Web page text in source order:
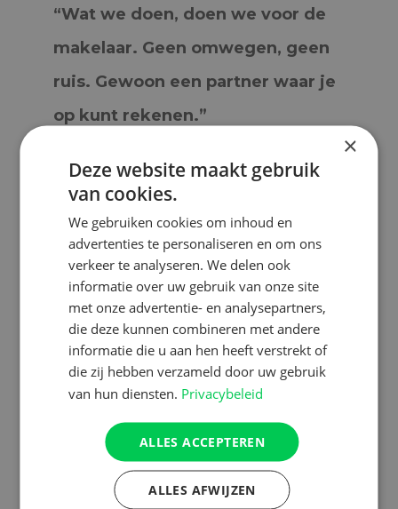
“Wat we doen, doen we voor de
makelaar. Geen omwegen, geen
ruis. Gewoon een partner waar je
op kunt rekenen.”
DEEL:
ONDERWERP:
MyZibber
Dit artikel is geschreven door:
Van jouw verkoopcampagne een
succes maken?
Wij leveren alle essentials die jij nodig
hebt voor een optimaal bereik. Stel jij,
×
Deze website maakt gebruik
van cookies.
We gebruiken cookies om inhoud en
advertenties te personaliseren en om ons
verkeer te analyseren. We delen ook
informatie over uw gebruik van onze site
met onze advertentie- en analysepartners,
die deze kunnen combineren met andere
informatie die u aan hen heeft verstrekt of
die zij hebben verzameld door uw gebruik
van hun diensten. Privacybeleid
ALLES ACCEPTEREN
ALLES AFWIJZEN